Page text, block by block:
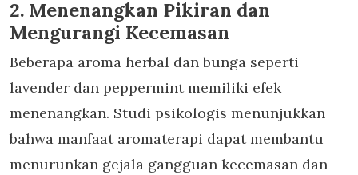
2. Menenangkan Pikiran dan
Mengurangi Kecemasan
Beberapa aroma herbal dan bunga seperti
lavender dan peppermint memiliki efek
menenangkan. Studi psikologis menunjukkan
bahwa manfaat aromaterapi dapat membantu
menurunkan gejala gangguan kecemasan dan